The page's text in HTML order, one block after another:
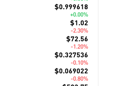
$0.999618
+0.00%
$1.02
-2.30%
$72.56
-1.20%
$0.327536
-0.10%
$0.069022
-0.80%